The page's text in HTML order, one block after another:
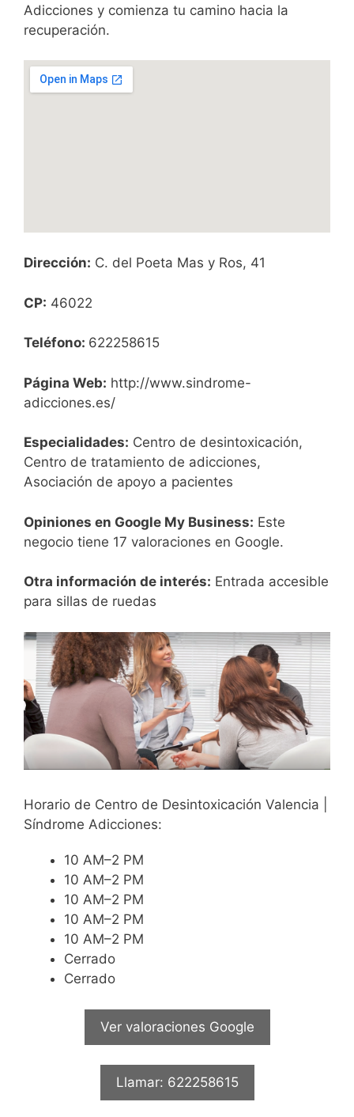
Adicciones y comienza tu camino hacia la
recuperación.
Dirección: C. del Poeta Mas y Ros, 41
CP: 46022
Teléfono: 622258615
Página Web: http://www.sindrome-
adicciones.es/
Especialidades: Centro de desintoxicación,
Centro de tratamiento de adicciones,
Asociación de apoyo a pacientes
Opiniones en Google My Business: Este
negocio tiene 17 valoraciones en Google.
Otra información de interés: Entrada accesible
para sillas de ruedas
Horario de Centro de Desintoxicación Valencia |
Síndrome Adicciones:
10 AM–2 PM
10 AM–2 PM
10 AM–2 PM
10 AM–2 PM
10 AM–2 PM
Cerrado
Cerrado
Ver valoraciones Google
Llamar: 622258615